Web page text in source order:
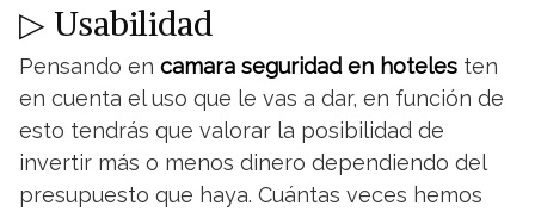
▷ Usabilidad
Pensando en camara seguridad en hoteles ten
en cuenta el uso que le vas a dar, en función de
esto tendrás que valorar la posibilidad de
invertir más o menos dinero dependiendo del
presupuesto que haya. Cuántas veces hemos